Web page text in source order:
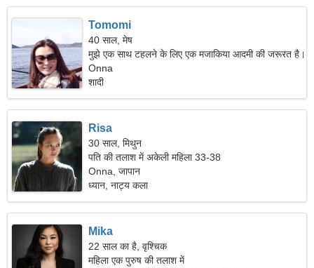
Tomomi
40 साल, मेष
मुझे एक साथ टहलने के लिए एक मजाकिया आदमी की जरूरत है।
Onna
शादी
Risa
30 साल, मिथुन
पति की तलाश में अकेली महिला 33-38
Onna, जापान
ध्यान, नाट्य कला
Mika
22 साल का है, वृश्चिक
महिला एक पुरुष की तलाश में